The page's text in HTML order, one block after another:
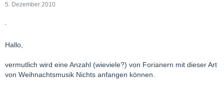
5. Dezember 2010
Hallo,
vermutlich wird eine Anzahl (wieviele?) von Forianern mit dieser Art
von Weihnachtsmusik Nichts anfangen können.